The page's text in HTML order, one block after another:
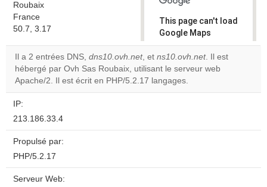
Roubaix
France
50.7, 3.17
This page can't load
Google Maps
correctly.
Do you
own this
Il a 2 entrées DNS, dns10.ovh.net, et ns10.ovh.net. Il est
hébergé par Ovh Sas Roubaix, utilisant le serveur web
Apache/2. Il est écrit en PHP/5.2.17 langages.
IP:
213.186.33.4
Propulsé par:
PHP/5.2.17
Serveur Web: